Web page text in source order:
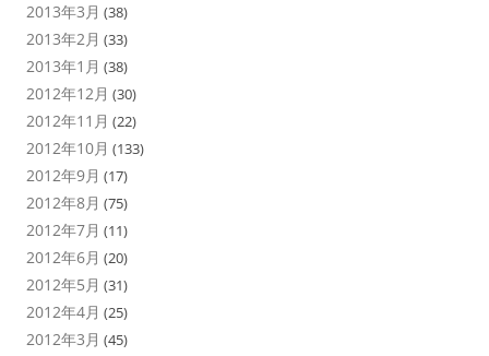
2013年3月 (38)
2013年2月 (33)
2013年1月 (38)
2012年12月 (30)
2012年11月 (22)
2012年10月 (133)
2012年9月 (17)
2012年8月 (75)
2012年7月 (11)
2012年6月 (20)
2012年5月 (31)
2012年4月 (25)
2012年3月 (45)